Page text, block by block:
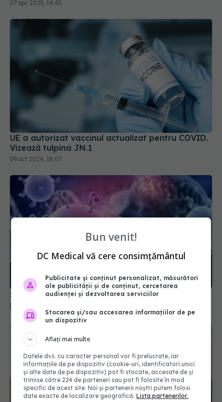
07 apr 2025, 14:45
UE a autorizat vaccinul actualizat pentru COVID.
Vizează tulpina JN.1
09 oct 2024, 18:07
S-au descoperit inflamaţii și umflături în creier la
persoanele cu long-COVID
12 feb 2025, 12:57
Bun venit!
DC Medical vă cere consimțământul
Publicitate și conținut personalizat, măsurători
ale publicității și de conținut, cercetarea
audienței și dezvoltarea serviciilor
Stocarea și/sau accesarea informațiilor de pe
un dispozitiv
Aflați mai multe
Datele dvs. cu caracter personal vor fi prelucrate, iar
informațiile de pe dispozitiv (cookie-uri, identificatori unici
și alte date de pe dispozitiv) pot fi stocate, accesate de și
trimise către 224 de parteneri sau pot fi folosite în mod
specific de acest site. Noi și partenerii noștri putem folosi
date exacte de localizare geografică.Lista partenerilor.